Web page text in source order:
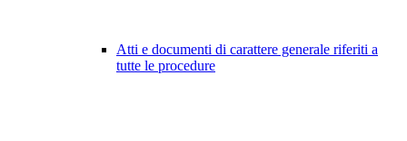
Atti e documenti di carattere generale riferiti a
tutte le procedure